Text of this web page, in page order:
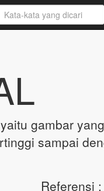
gambar yang
sampai
Referensi :